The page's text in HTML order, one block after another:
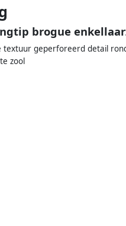
brogue
geperforeerd detail
zool